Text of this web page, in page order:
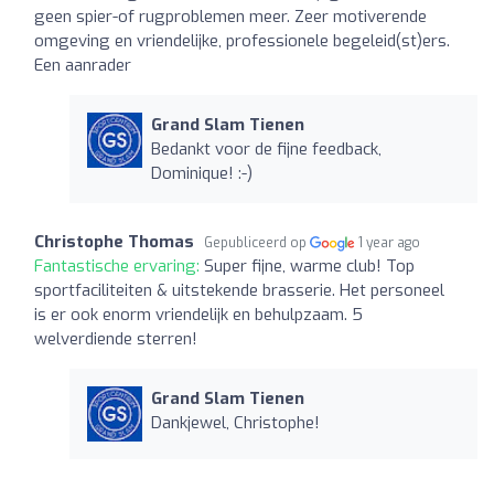
geen spier-of rugproblemen meer. Zeer motiverende
omgeving en vriendelijke, professionele begeleid(st)ers.
Een aanrader
Grand Slam Tienen
Bedankt voor de fijne feedback,
Dominique! :-)
Christophe Thomas Gepubliceerd op 1 year ago
Fantastische ervaring: Super fijne, warme club! Top
sportfaciliteiten & uitstekende brasserie. Het personeel
is er ook enorm vriendelijk en behulpzaam. 5
welverdiende sterren!
Grand Slam Tienen
Dankjewel, Christophe!